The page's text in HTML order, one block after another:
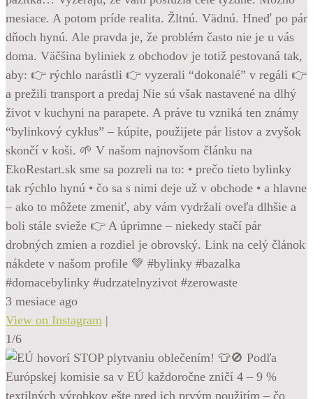
mesiace. A potom príde realita. Žltnú. Vädnú. Hneď po pár
dňoch hynú. Ale pravda je, že problém často nie je u vás
doma. Väčšina byliniek z obchodov je totiž pestovaná tak,
aby: 👉 rýchlo narástli 👉 vyzerali “dokonalé” v regáli 👉
a prežili transport a predaj Nie sú však nastavené na dlhý
život v kuchyni na parapete. A práve tu vzniká ten známy
“bylinkový cyklus” – kúpite, použijete pár listov a zvyšok
skončí v koši. 🌱 V našom najnovšom článku na
EkoRestart.sk sme sa pozreli na to: • prečo tieto bylinky
tak rýchlo hynú • čo sa s nimi deje už v obchode • a hlavne
– ako to môžete zmeniť, aby vám vydržali oveľa dlhšie a
boli stále svieže 👉 A úprimne – niekedy stačí pár
drobných zmien a rozdiel je obrovský. Link na celý článok
nákdete v našom profile 💚 #bylinky #bazalka
#domacebylinky #udrzatelnyzivot #zerowaste
3 mesiace ago
View on Instagram |
1/6